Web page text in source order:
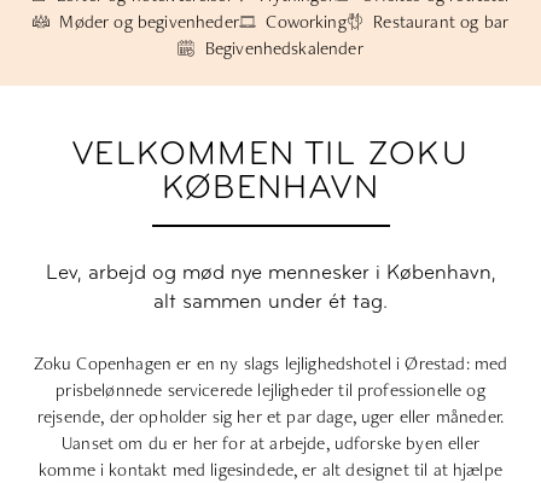
Møder og begivenheder
Coworking
Restaurant og bar
Begivenhedskalender
VELKOMMEN TIL ZOKU
KØBENHAVN
Lev, arbejd og mød nye mennesker i København,
alt sammen under ét tag.
Zoku Copenhagen er en ny slags lejlighedshotel i Ørestad: med
prisbelønnede servicerede lejligheder til professionelle og
rejsende, der opholder sig her et par dage, uger eller måneder.
Uanset om du er her for at arbejde, udforske byen eller
komme i kontakt med ligesindede, er alt designet til at hjælpe